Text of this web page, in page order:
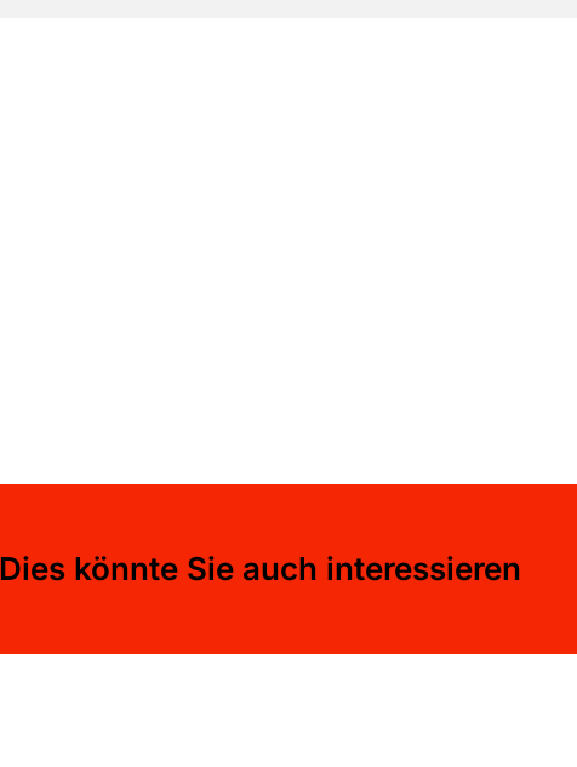
Dies könnte Sie auch interessieren